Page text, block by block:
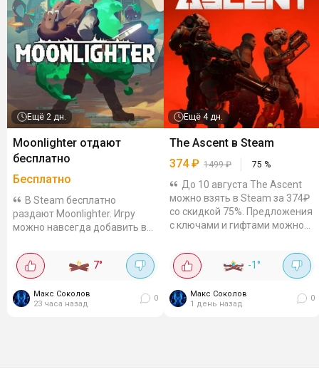
Ещё 2 дн.
Moonlighter отдают
бесплатно
Бесплатно
В Steam бесплатно
раздают Moonlighter. Игру
можно навсегда добавить в
20:00. Action-RPG с
элементами roguelite про
Уилла - торговца, который
мечтает стать...
7°
Макс Соколов
23 часа назад
0
Ещё4 дн.
The Ascent в Steam
374₽ 1499₽ 75 %
До 10 августа The Ascent
можно взять в Steam за 374₽
со скидкой 75%. Предложения
с ключами и гифтами можно
GGSEL. Киберпанковая экшен-
RPG про мир, где...
-1°
Макс Соколов
1 день назад
0